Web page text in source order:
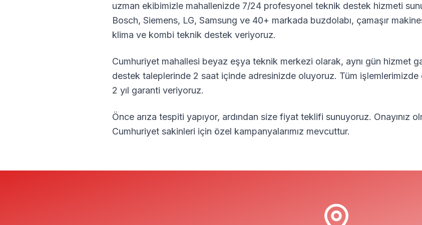
uzman ekibimizle mahallenizde 7/24 profesyonel teknik destek hizmeti
Bosch, Siemens, LG, Samsung ve 40+ markada buzdolabı, çamaşır
klima ve kombi teknik destek veriyoruz.
Cumhuriyet mahallesi beyaz eşya teknik merkezi olarak, aynı gün hizmet
destek taleplerinde 2 saat içinde adresinizde oluyoruz. Tüm işlemlerimizde
2 yıl garanti veriyoruz.
Önce arıza tespiti yapıyor, ardından size fiyat teklifi sunuyoruz. Onayınız
Cumhuriyet sakinleri için özel kampanyalarımız mevcuttur.